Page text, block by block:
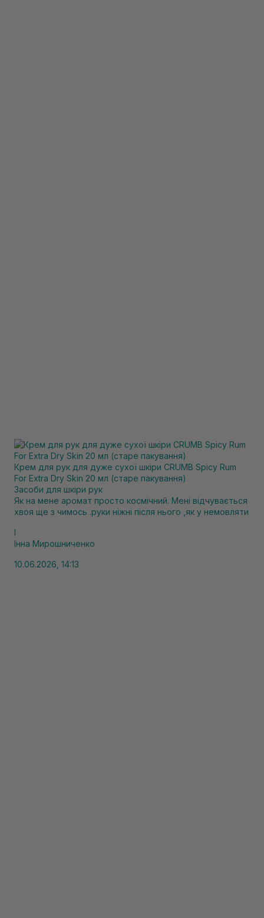
Крем для рук для дуже сухої шкіри CRUMB Spicy Rum
For Extra Dry Skin 20 мл (старе пакування)
Засоби для шкіри рук
Як на мене аромат просто космічний. Мені відчувається
хвоя ще з чимось .руки ніжні після нього ,як у немовляти
І
Інна Мирошниченко
10.06.2026, 14:13